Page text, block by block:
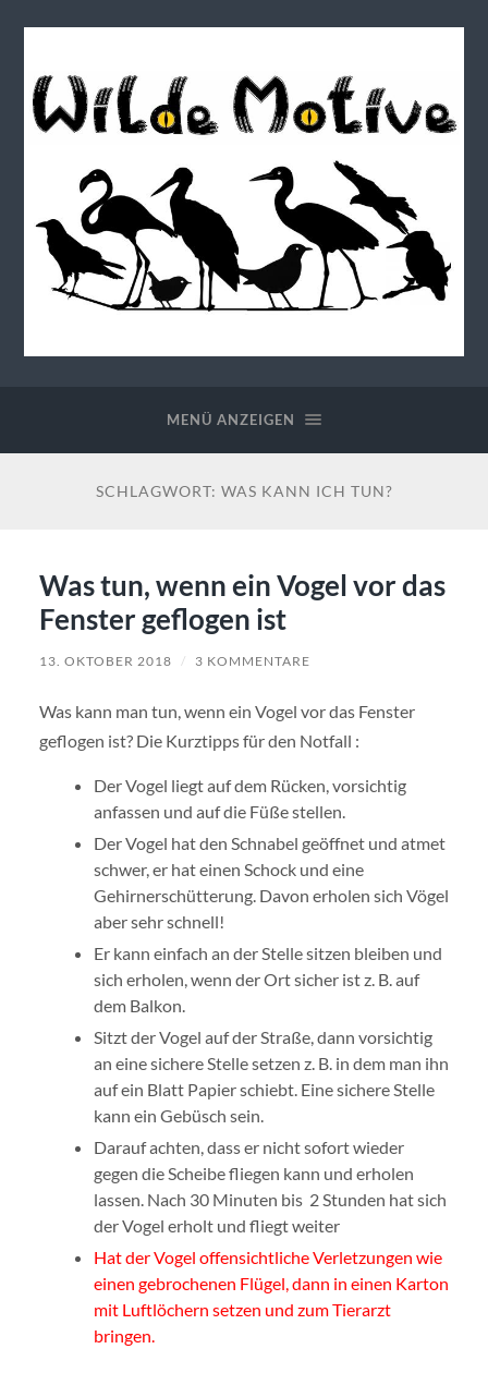
MENÜ ANZEIGEN
SCHLAGWORT: WAS KANN ICH TUN?
Was tun, wenn ein Vogel vor das
Fenster geflogen ist
13. OKTOBER 2018 / 3 KOMMENTARE
Was kann man tun, wenn ein Vogel vor das Fenster
geflogen ist? Die Kurztipps für den Notfall :
Der Vogel liegt auf dem Rücken, vorsichtig
anfassen und auf die Füße stellen.
Der Vogel hat den Schnabel geöffnet und atmet
schwer, er hat einen Schock und eine
Gehirnerschütterung. Davon erholen sich Vögel
aber sehr schnell!
Er kann einfach an der Stelle sitzen bleiben und
sich erholen, wenn der Ort sicher ist z. B. auf
dem Balkon.
Sitzt der Vogel auf der Straße, dann vorsichtig
an eine sichere Stelle setzen z. B. in dem man ihn
auf ein Blatt Papier schiebt. Eine sichere Stelle
kann ein Gebüsch sein.
Darauf achten, dass er nicht sofort wieder
gegen die Scheibe fliegen kann und erholen
lassen. Nach 30 Minuten bis 2 Stunden hat sich
der Vogel erholt und fliegt weiter
Hat der Vogel offensichtliche Verletzungen wie
einen gebrochenen Flügel, dann in einen Karton
mit Luftlöchern setzen und zum Tierarzt
bringen.